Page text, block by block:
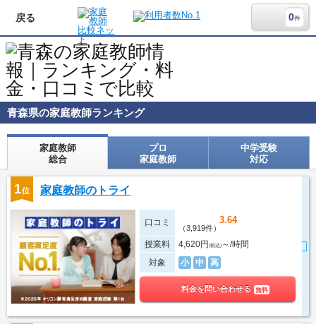
戻る 0件
青森県の家庭教師ランキング
家庭教師
総合
プロ
家庭教師
中学受験
対応
1位 家庭教師のトライ
口コミ 3.64
（3,919件）
授業料 4,620円(税込) ～/時間
対象
小 中 高
料金を問い合わせる 無料